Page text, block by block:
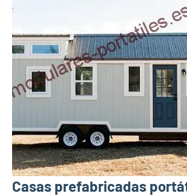
Casas prefabricadas